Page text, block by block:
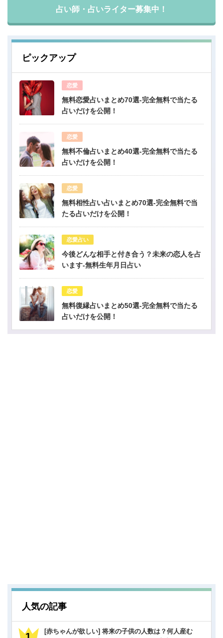
占い師・占いライター募集中！
ピックアップ
恋愛
無料恋愛占いまとめ70選-完全無料で当たる
占いだけを公開！
恋愛
無料不倫占いまとめ40選-完全無料で当たる
占いだけを公開！
恋愛
無料相性占い占いまとめ70選-完全無料で当
たる占いだけを公開！
恋愛占い
今後どんな相手と付き合う？未来の恋人を占
います-無料生年月日占い
恋愛
無料復縁占いまとめ50選-完全無料で当たる
占いだけを公開！
人気の記事
[赤ちゃんが欲しい] 将来の子供の人数は？何人産む